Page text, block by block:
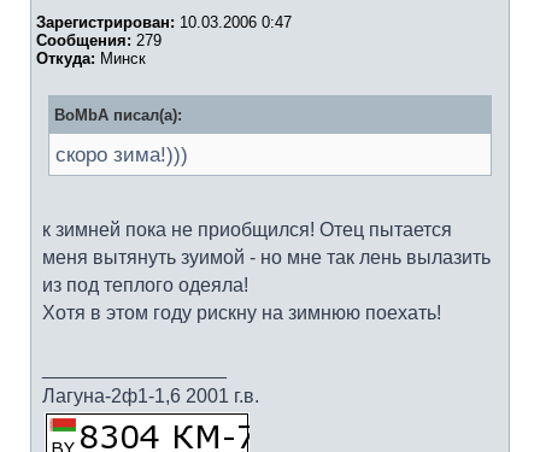
Зарегистрирован: 10.03.2006 0:47
Сообщения: 279
Откуда: Минск
BoMbA писал(а):
скоро зима!)))
к зимней пока не приобщился! Отец пытается
меня вытянуть зуимой - но мне так лень вылазить
из под теплого одеяла!
Хотя в этом году рискну на зимнюю поехать!
Лагуна-2ф1-1,6 2001 г.в.